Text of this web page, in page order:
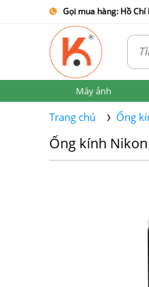
Gọi mua hàng: Hồ
Máy ảnh
Trang chủ Ống
Ống kính